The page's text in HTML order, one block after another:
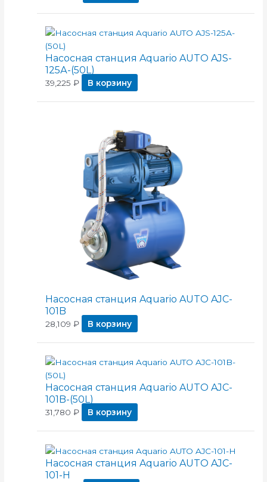
Насосная станция Aquario AUTO AJS-
125А-(50L)
39,225 ₽ В корзину
Насосная станция Aquario AUTO AJC-
101B
28,109 ₽ В корзину
Насосная станция Aquario AUTO AJC-
101B-(50L)
31,780 ₽ В корзину
Насосная станция Aquario AUTO AJC-
101-H